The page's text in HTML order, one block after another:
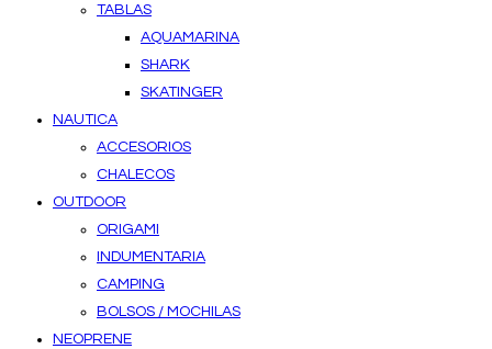
TABLAS
AQUAMARINA
SHARK
SKATINGER
NAUTICA
ACCESORIOS
CHALECOS
OUTDOOR
ORIGAMI
INDUMENTARIA
CAMPING
BOLSOS / MOCHILAS
NEOPRENE